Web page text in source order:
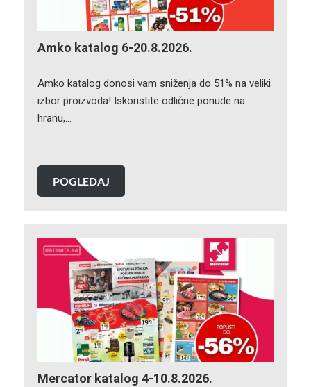
Amko katalog 6-20.8.2026.
Amko katalog donosi vam sniženja do 51% na veliki
izbor proizvoda! Iskoristite odlične ponude na
hranu,…
POGLEDAJ
Mercator katalog 4-10.8.2026.